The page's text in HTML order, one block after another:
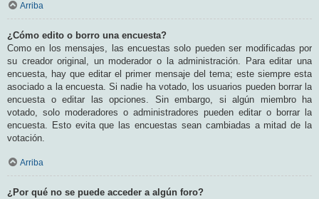
Arriba
¿Cómo edito o borro una encuesta?
Como en los mensajes, las encuestas solo pueden ser modificadas por
su creador original, un moderador o la administración. Para editar una
encuesta, hay que editar el primer mensaje del tema; este siempre esta
asociado a la encuesta. Si nadie ha votado, los usuarios pueden borrar la
encuesta o editar las opciones. Sin embargo, si algún miembro ha
votado, solo moderadores o administradores pueden editar o borrar la
encuesta. Esto evita que las encuestas sean cambiadas a mitad de la
votación.
Arriba
¿Por qué no se puede acceder a algún foro?